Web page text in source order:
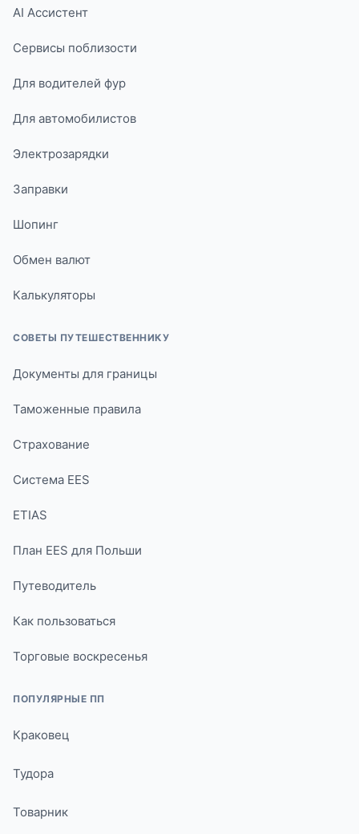
AI Ассистент
Сервисы поблизости
Для водителей фур
Для автомобилистов
Электрозарядки
Заправки
Шопинг
Обмен валют
Калькуляторы
СОВЕТЫ ПУТЕШЕСТВЕННИКУ
Документы для границы
Таможенные правила
Страхование
Система EES
ETIAS
План EES для Польши
Путеводитель
Как пользоваться
Торговые воскресенья
ПОПУЛЯРНЫЕ ПП
Краковец
Тудора
Товарник